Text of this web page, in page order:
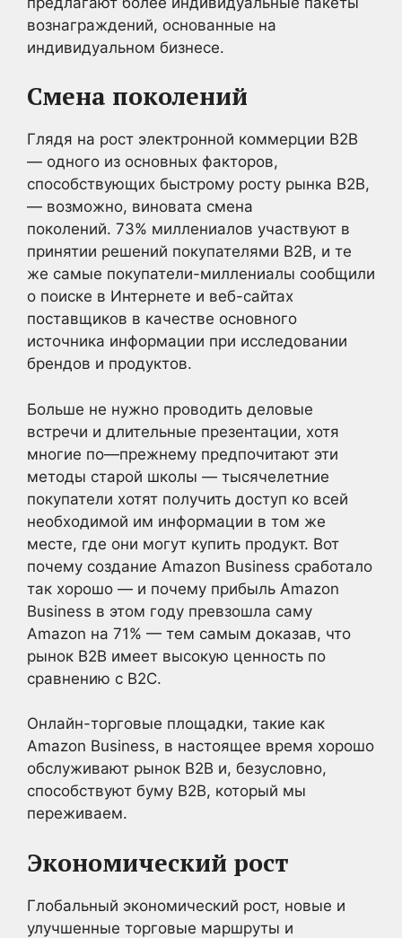
вознаграждений, основанные на
индивидуальном бизнесе.
Смена поколений
Глядя на рост электронной коммерции B2B
— одного из основных факторов,
способствующих быстрому росту рынка B2B,
— возможно, виновата смена
поколений. 73% миллениалов участвуют в
принятии решений покупателями B2B, и те
же самые покупатели-миллениалы сообщили
о поиске в Интернете и веб-сайтах
поставщиков в качестве основного
источника информации при исследовании
брендов и продуктов.
Больше не нужно проводить деловые
встречи и длительные презентации, хотя
многие по—прежнему предпочитают эти
методы старой школы — тысячелетние
покупатели хотят получить доступ ко всей
необходимой им информации в том же
месте, где они могут купить продукт. Вот
почему создание Amazon Business сработало
так хорошо — и почему прибыль Amazon
Business в этом году превзошла саму
Amazon на 71% — тем самым доказав, что
рынок B2B имеет высокую ценность по
сравнению с B2C.
Онлайн-торговые площадки, такие как
Amazon Business, в настоящее время хорошо
обслуживают рынок B2B и, безусловно,
способствуют буму B2B, который мы
переживаем.
Экономический рост
Глобальный экономический рост, новые и
улучшенные торговые маршруты и